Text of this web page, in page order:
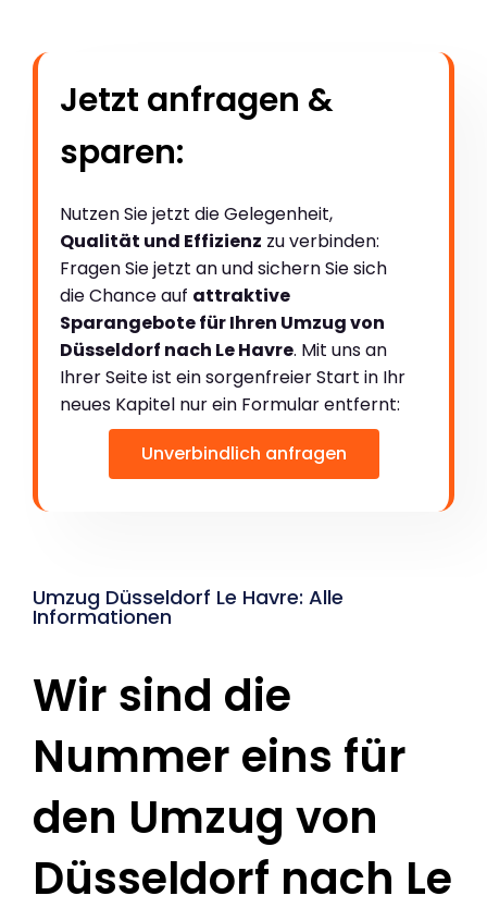
Jetzt anfragen &
sparen:
Nutzen Sie jetzt die Gelegenheit,
Qualität und Effizienz zu verbinden:
Fragen Sie jetzt an und sichern Sie sich
die Chance auf attraktive
Sparangebote für Ihren Umzug von
Düsseldorf nach Le Havre. Mit uns an
Ihrer Seite ist ein sorgenfreier Start in Ihr
neues Kapitel nur ein Formular entfernt:
Unverbindlich anfragen
Umzug Düsseldorf Le Havre: Alle
Informationen
Wir sind die
Nummer eins für
den Umzug von
Düsseldorf nach Le